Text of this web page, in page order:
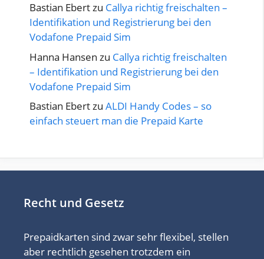
Bastian Ebertzu Callya richtig freischalten –
Identifikation und Registrierung bei den
Vodafone Prepaid Sim
Hanna Hansen zu Callya richtig freischalten
– Identifikation und Registrierung bei den
Vodafone Prepaid Sim
Bastian Ebertzu ALDI Handy Codes – so
einfach steuert man die Prepaid Karte
Recht und Gesetz
Prepaidkarten sind zwar sehr flexibel, stellen
aber rechtlich gesehen trotzdem ein